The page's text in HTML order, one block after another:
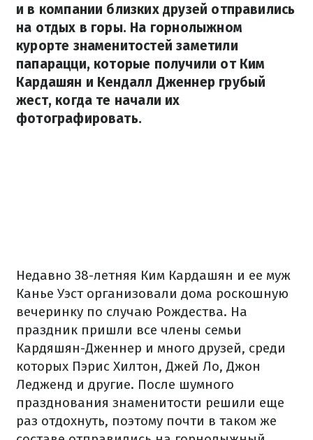
и в компании близких друзей отправились
на отдых в горы. На горнолыжном
курорте знаменитостей заметили
папарацци, которые получили от Ким
Кардашян и Кендалл Дженнер грубый
жест, когда те начали их
фотографировать.
Недавно 38-летняя Ким Кардашян и ее муж
Канье Уэст организовали дома роскошную
вечеринку по случаю Рождества. На
праздник пришли все члены семьи
Кардяшян-Дженнер и много друзей, среди
которых Пэрис Хилтон, Джей Ло, Джон
Ледженд и другие. После шумного
празднования знаменитости решили еще
раз отдохнуть, поэтому почти в таком же